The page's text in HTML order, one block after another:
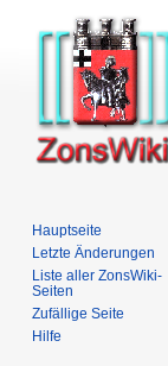
Hauptseite
Letzte Änderungen
Liste aller ZonsWiki-
Seiten
Zufällige Seite
Hilfe